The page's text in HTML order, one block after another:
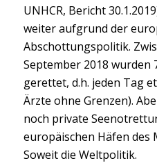
UNHCR, Bericht
weiter aufgrund der
Abschottungspolitik.
September 2018 wurden
gerettet, d.h. jeden Tag
Ärzte ohne Grenzen).
noch private
europäischen Häfen des
Soweit die Weltpolitik.